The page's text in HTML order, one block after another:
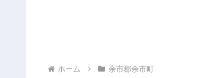
ホーム 余市郡余市町